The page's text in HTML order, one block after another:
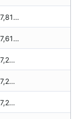
57,810 zł
57,610 zł
57,280 zł
57,280 zł
57,260 zł